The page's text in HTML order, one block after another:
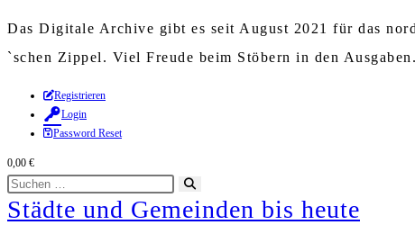
Das Digitale Archive gibt es seit August 2021 für das
`schen Zippel. Viel Freude beim Stöbern in den Ausgaben.
Zum
Inhalt
springen
Registrieren
Login
Password Reset
0,00 €
Diese
Website
durchsuchen
starten
Städte und Gemeinden bis heute